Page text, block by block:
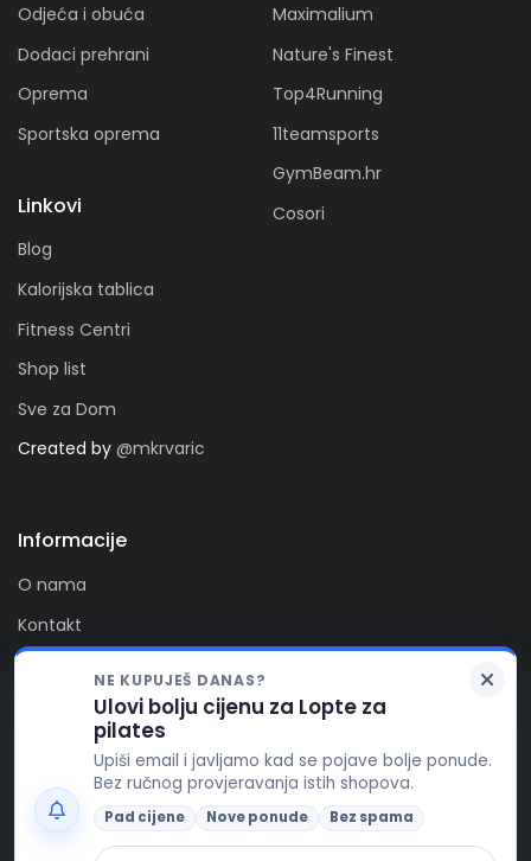
NE KUPUJEŠ DANAS?
Ulovi bolju cijenu za Lopte za
pilates
Upiši email i javljamo kad se pojave bolje ponude.
Bez ručnog provjeravanja istih shopova.
Pad cijene Nove ponude Bez spama
Odjeća i obuća
Dodaci prehrani
Oprema
Sportska oprema
Linkovi
Blog
Kalorijska tablica
Fitness Centri
Shop list
Sve za Dom
Created by @mkrvaric
Maximalium
Nature's Finest
Top4Running
11teamsports
GymBeam.hr
Cosori
Informacije
O nama
Kontakt
Zaprati nas
Kolačići
FitAlert poštuje vašu privatnost. Ova stranica koristi
kolačiće za funkcionalnost stranice, te za pružanje
boljeg korisničkog iskustva, prikaza reklamnog
sadržaja i prikupljanja korisničkih podataka. Ukoliko ste
suglasni s korištenjem kolačića, stisnite gumb